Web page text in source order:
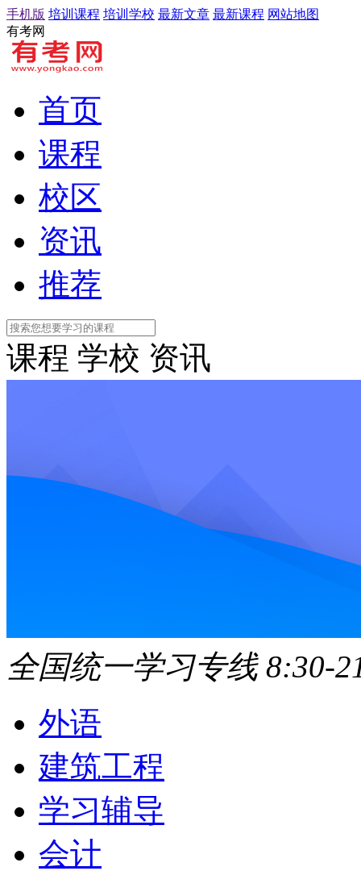
手机版 培训课程 培训学校 最新文章 最新课程 网站地图
有考网
首页
课程
校区
资讯
推荐
课程 学校 资讯
全国统一学习专线 8:30-
外语
建筑工程
学习辅导
会计